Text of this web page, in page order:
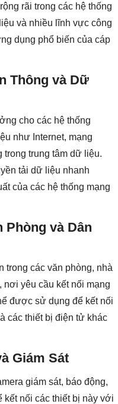
rãi trong các hệ thống
và nhiều lĩnh vực công
dụng phổ biến của cáp
Thông và Dữ
cho các hệ thống
như Internet, mạng
trong trung tâm dữ liệu.
tải dữ liệu nhanh
của các hệ thống mạng
Phòng và Dân
trong các văn phòng, nhà
yêu cầu kết nối mạng
được sử dụng để kết nối
các thiết bị điện tử khác
Giám Sát
giám sát, báo động,
nối các thiết bị này với